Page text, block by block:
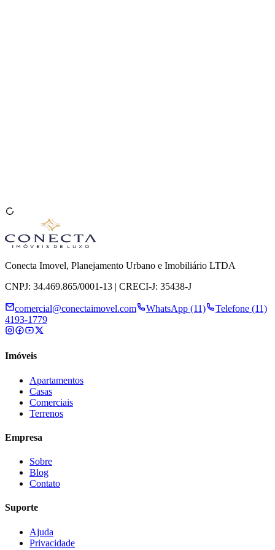
Conecta Imovel, Planejamento Urbano e Imobiliário LTDA
CNPJ: 34.469.865/0001-13 | CRECI-J: 35438-J
comercial@conectaimovel.com WhatsApp (11)
Telefone (11)
4193-1779
Imóveis
Apartamentos
Casas
Comerciais
Terrenos
Empresa
Sobre
Blog
Contato
Suporte
Ajuda
Privacidade